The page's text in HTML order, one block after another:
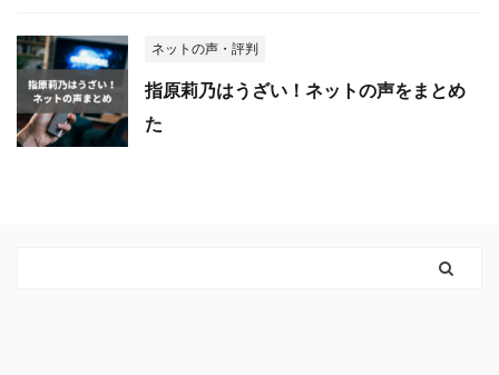
ネットの声・評判
指原莉乃はうざい！ネットの声をまとめ
た